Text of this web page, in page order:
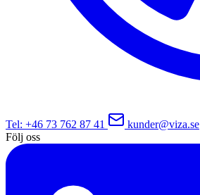
Tel: +46 73 762 87 41
kunder@viza.se
Följ oss